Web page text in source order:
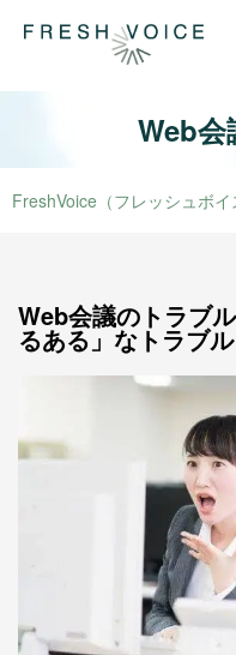
Web会
FreshVoice（フレッシュボイ
Web会議のトラブ
るある」なトラブ